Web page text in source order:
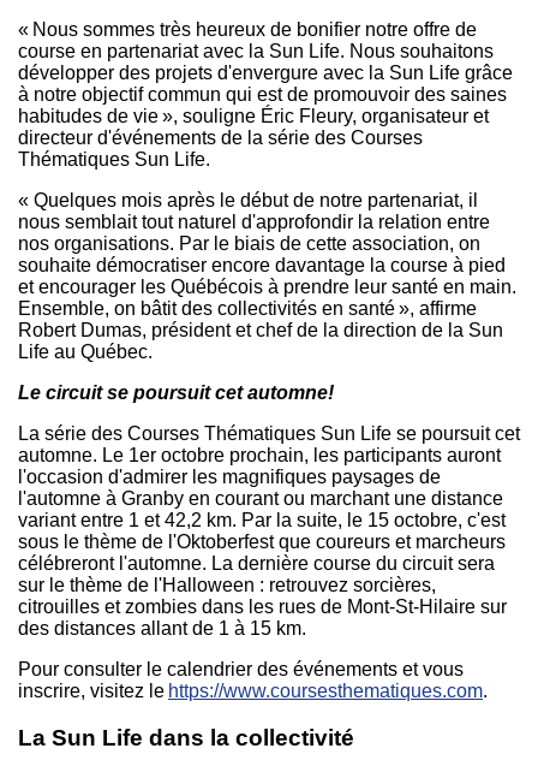
« Nous sommes très heureux de bonifier notre offre de
course en partenariat avec la Sun Life. Nous souhaitons
développer des projets d'envergure avec la Sun Life grâce
à notre objectif commun qui est de promouvoir des saines
habitudes de vie », souligne Éric Fleury, organisateur et
directeur d'événements de la série des Courses
Thématiques Sun Life.
« Quelques mois après le début de notre partenariat, il
nous semblait tout naturel d'approfondir la relation entre
nos organisations. Par le biais de cette association, on
souhaite démocratiser encore davantage la course à pied
et encourager les Québécois à prendre leur santé en main.
Ensemble, on bâtit des collectivités en santé », affirme
Robert Dumas, président et chef de la direction de la Sun
Life au Québec.
Le circuit se poursuit cet automne!
La série des Courses Thématiques Sun Life se poursuit cet
automne. Le 1er octobre prochain, les participants auront
l'occasion d'admirer les magnifiques paysages de
l'automne à Granby en courant ou marchant une distance
variant entre 1 et 42,2 km. Par la suite, le 15 octobre, c'est
sous le thème de l'Oktoberfest que coureurs et marcheurs
célébreront l'automne. La dernière course du circuit sera
sur le thème de l'Halloween : retrouvez sorcières,
citrouilles et zombies dans les rues de Mont-St-Hilaire sur
des distances allant de 1 à 15 km.
Pour consulter le calendrier des événements et vous
inscrire, visitez le https://www.coursesthematiques.com.
La Sun Life dans la collectivité